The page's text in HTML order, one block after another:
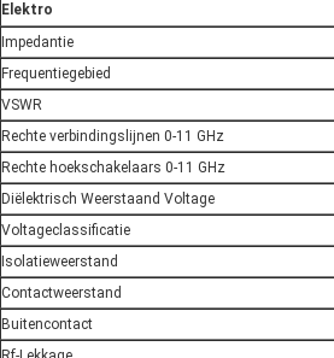
Elektro
Impedantie
Frequentiegebied
VSWR
Rechte verbindingslijnen 0-11 GHz
Rechte hoekschakelaars 0-11 GHz
Diëlektrisch Weerstaand Voltage
Voltageclassificatie
Isolatieweerstand
Contactweerstand
Buitencontact